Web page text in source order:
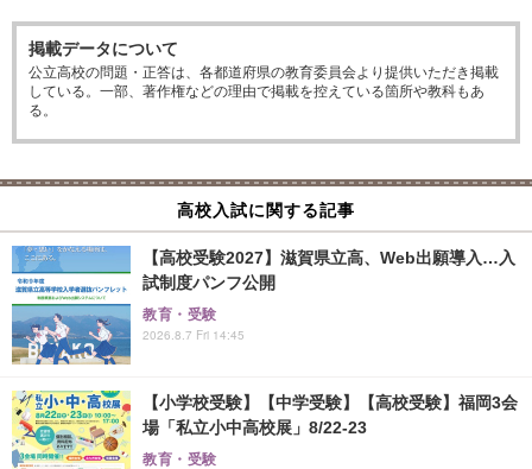
掲載データについて
公立高校の問題・正答は、各都道府県の教育委員会より提供いただき掲載
している。一部、著作権などの理由で掲載を控えている箇所や教科もあ
る。
高校入試に関する記事
【高校受験2027】滋賀県立高、Web出願導入…入
試制度パンフ公開
教育・受験
2026.8.7 Fri 14:45
【小学校受験】【中学受験】【高校受験】福岡3会
場「私立小中高校展」8/22-23
教育・受験